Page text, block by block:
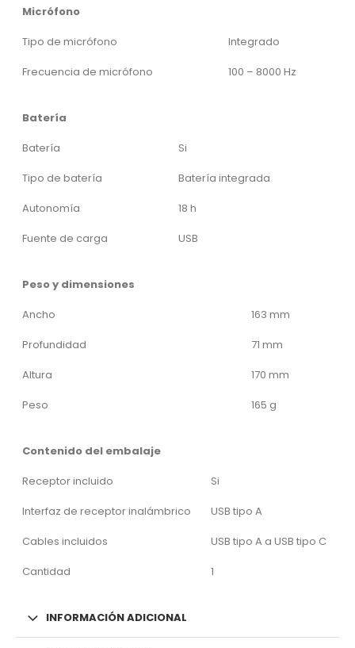
Micrófono
Tipo de micrófono
Integrado
Frecuencia de micrófono
100 – 8000 Hz
Batería
Batería
Si
Tipo de batería
Batería integrada
Autonomía
18 h
Fuente de carga
USB
Peso y dimensiones
Ancho
163 mm
Profundidad
71 mm
Altura
170 mm
Peso
165 g
Contenido del embalaje
Receptor incluido
Si
Interfaz de receptor inalámbrico
USB tipo A
Cables incluidos
USB tipo A a USB tipo C
Cantidad
1
INFORMACIÓN ADICIONAL